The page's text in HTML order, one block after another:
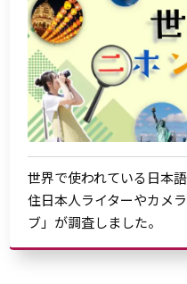
世界で使われている日本
住日本人ライターやカメ
ブ」が調査しました。